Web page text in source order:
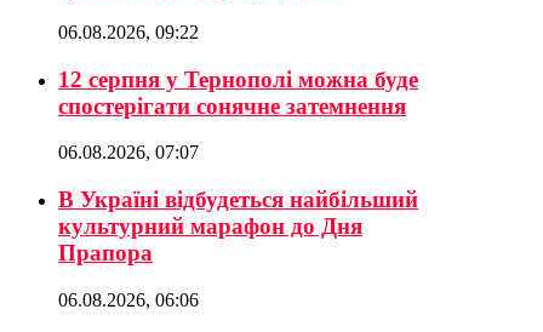
06.08.2026, 09:22
12 серпня у Тернополі можна буде
спостерігати сонячне затемнення
06.08.2026, 07:07
В Україні відбудеться найбільший
культурний марафон до Дня
Прапора
06.08.2026, 06:06